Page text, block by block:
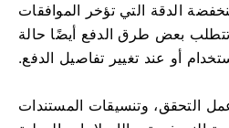
الدقة التي تؤخر الموافقات
بعض طرق الدفع أيضًا حالة
أو عند تغيير تفاصيل الدفع.
التحقق، وتنسيقات المستندات